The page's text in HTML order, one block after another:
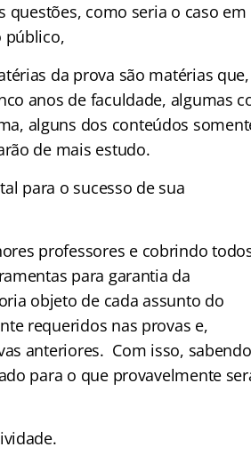
como seria o caso em
público,
da prova são matérias que,
anos de faculdade, algumas
alguns dos conteúdos
de mais estudo.
para o sucesso de sua
professores e cobrindo
para garantia da
objeto de cada assunto do
requeridos nas provas e,
anteriores. Com isso,
para o que provavelmente